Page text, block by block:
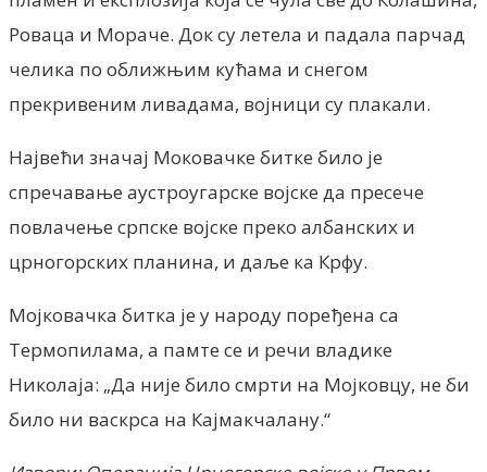
Роваца и Мораче. Док су летела и падала парчад
челика по оближњим кућама и снегом
прекривеним ливадама, војници су плакали.
Највећи значај Моковачке битке било је
спречавање аустроугарске војске да пресече
повлачење српске војске преко албанских и
црногорских планина, и даље ка Крфу.
Мојковачка битка је у народу поређена са
Термопилама, а памте се и речи владике
Николаја: „Да није било смрти на Мојковцу, не би
било ни васкрса на Кајмакчалану.“